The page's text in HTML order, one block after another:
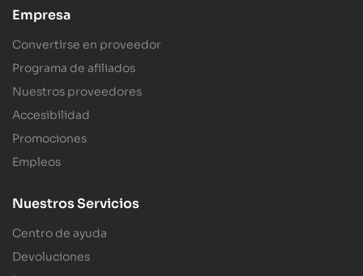
Empresa
Convertirse en proveedor
Programa de afiliados
Nuestros proveedores
Accesibilidad
Promociones
Empleos
Nuestros Servicios
Centro de ayuda
Devoluciones